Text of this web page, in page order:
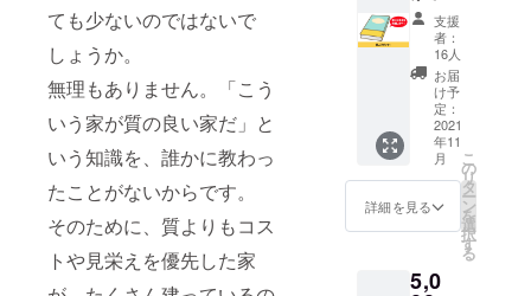
ても少ないのではないで
しょうか。
無理もありません。「こう
いう家が質の良い家だ」と
いう知識を、誰かに教わっ
たことがないからです。
そのために、質よりもコス
トや見栄えを優先した家
（断熱性
能・耐震性
能など）や
間取り変更
ベーション
工事を得意
とする
海老名市建
ます。
※毎月第
1土曜日
10時～
開催し
ますの
で、ご
希望の
月に1回
ご参加
くださ
年10月
家作り
に必要
な知識
を得ら
れる
「杉崎
茂夫の
家づく
りにか
ける想
いを伝
える
本」の
ポン
支援
者：
16人
お届
け予
定：
2021
年11
月
詳細を見る
こ
の
リ
タ
ー
ン
を
選
択
す
る
5,0